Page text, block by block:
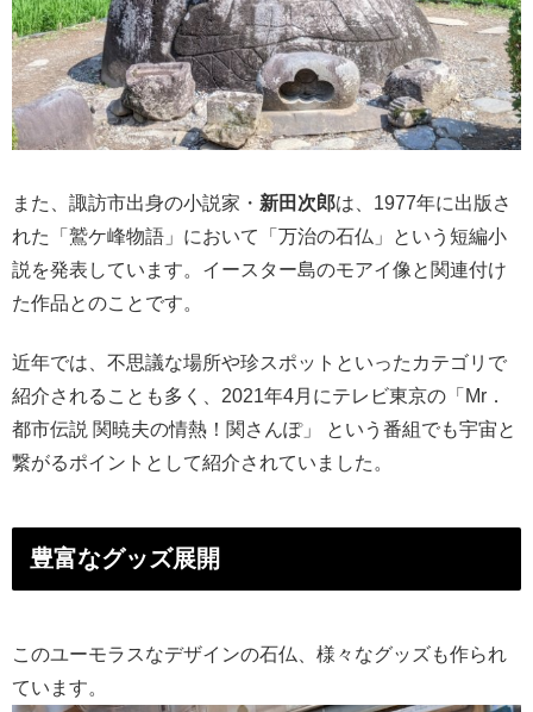
また、諏訪市出身の小説家・ 新田次郎は、1977年に出版さ
れた「鷲ケ峰物語」において「万治の石仏」という短編小
説を発表しています。イースター島のモアイ像と関連付け
た作品とのことです。
近年では、不思議な場所や珍スポットといったカテゴリで
紹介されることも多く、2021年4月にテレビ東京の「Mr．
都市伝説 関暁夫の情熱！関さんぽ」 という番組でも宇宙と
繋がるポイントとして紹介されていました。
豊富なグッズ展開
このユーモラスなデザインの石仏、様々なグッズも作られ
ています。